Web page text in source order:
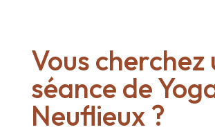
Vous cherchez
séance de
Neuflieux ?